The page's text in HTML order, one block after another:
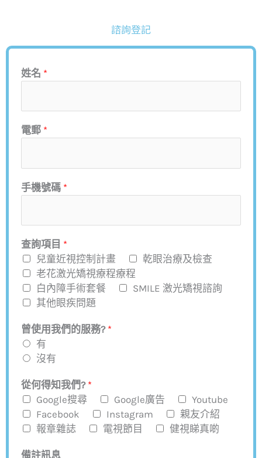
諮詢登記
姓名 *
電郵 *
手機號碼 *
查詢項目 *
兒童近視控制計畫
乾眼治療及檢查
老花激光矯視療程療程
白內障手術套餐
SMILE 激光矯視諮詢
其他眼疾問題
曾使用我們的服務? *
有
沒有
從何得知我們? *
Google搜尋
Google廣告
Youtube
Facebook
Instagram
親友介紹
報章雜誌
電視節目 健視睇真啲
備註訊息